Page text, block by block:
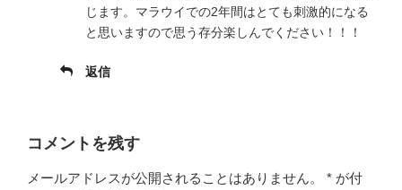
じます。マラウイでの2年間はとても刺激的になる
と思いますので思う存分楽しんでください！！！
返信
コメントを残す
メールアドレスが公開されることはありません。 * が付